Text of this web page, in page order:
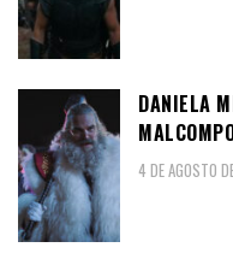
DANIELA
4 DE AGOSTO